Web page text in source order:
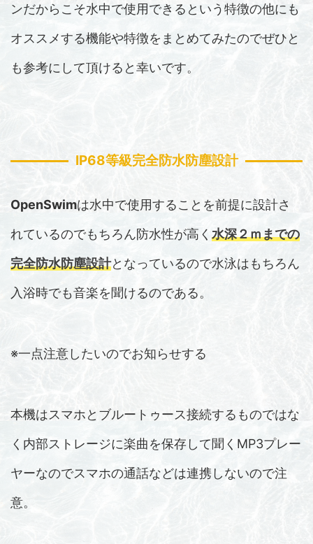
ンだからこそ水中で使用できるという特徴の他にも
オススメする機能や特徴をまとめてみたのでぜひと
も参考にして頂けると幸いです。
IP68等級完全防水防塵設計
OpenSwimは水中で使用することを前提に設計さ
れているのでもちろん防水性が高く 水深２ｍまでの
完全防水防塵設計となっているので水泳はもちろん
入浴時でも音楽を聞けるのである。
※一点注意したいのでお知らせする
本機はスマホとブルートゥース接続するものではな
く内部ストレージに楽曲を保存して聞くMP3プレー
ヤーなのでスマホの通話などは連携しないので注
意。